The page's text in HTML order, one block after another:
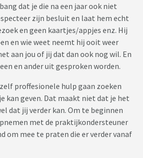
dat je die na een jaar ook niet
zijn besluit en laat hem echt
en geen kaartjes/appjes enz. Hij
en wie weet neemt hij ooit weer
aan jou of jij dat dan ook nog wil. En
en ander uit gesproken worden.
proffesionele hulp gaan zoeken
kan geven. Dat maakt niet dat je het
dat jij verder kan. Om te beginnen
met de praktijkondersteuner
om mee te praten die er verder vanaf